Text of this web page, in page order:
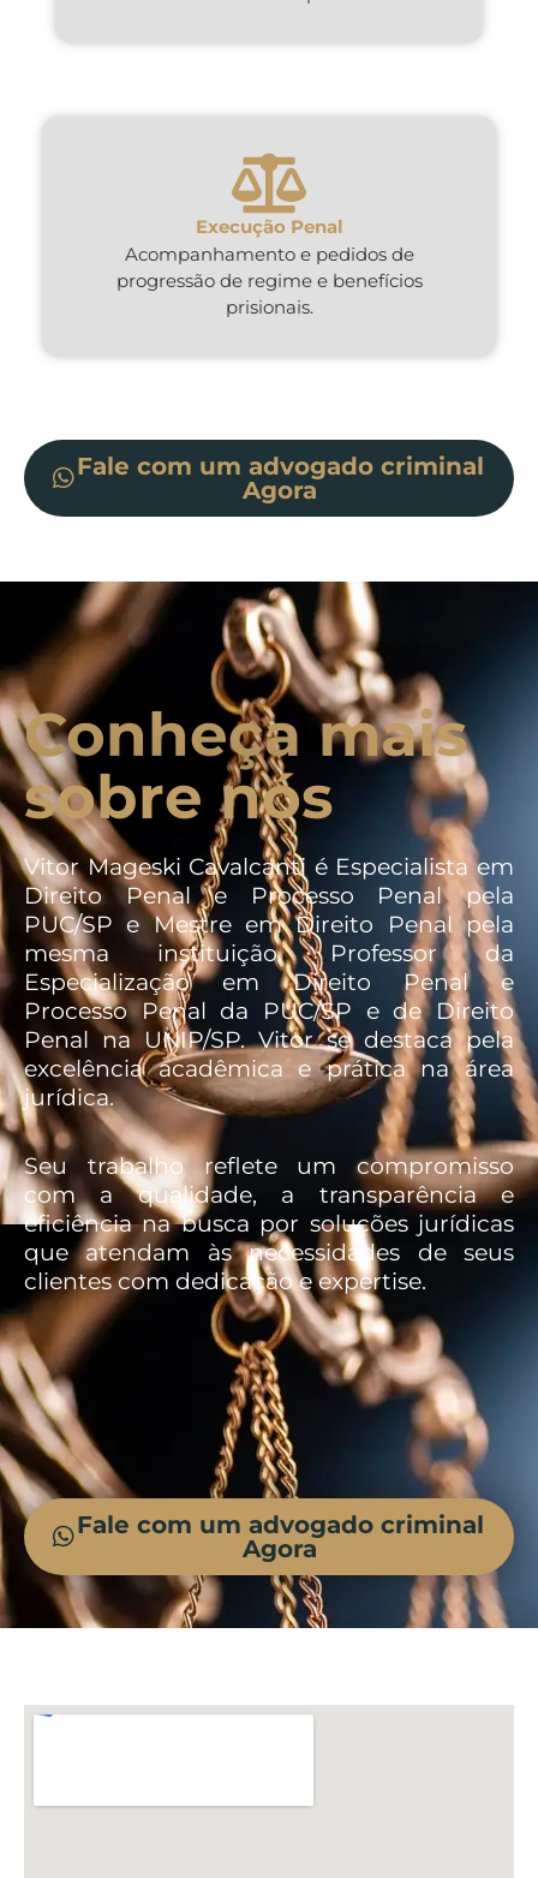
Execução Penal
Acompanhamento e pedidos de
progressão de regime e benefícios
prisionais.
Fale com um advogado criminal
Agora
Conheça mais
sobre nós
Vitor Mageski Cavalcanti é Especialista em
Direito Penal e Processo Penal pela
PUC/SP e Mestre em Direito Penal pela
mesma instituição. Professor da
Especialização em Direito Penal e
Processo Penal da PUC/SP e de Direito
Penal na UNIP/SP. Vitor se destaca pela
excelência acadêmica e prática na área
jurídica.
Seu trabalho reflete um compromisso
com a qualidade, a transparência e
eficiência na busca por soluções jurídicas
que atendam às necessidades de seus
clientes com dedicação e expertise.
Fale com um advogado criminal
Agora